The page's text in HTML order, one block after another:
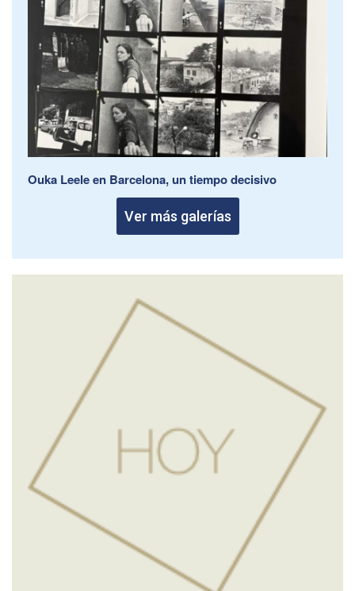
Ouka Leele en Barcelona, un tiempo decisivo
Ver más galerías